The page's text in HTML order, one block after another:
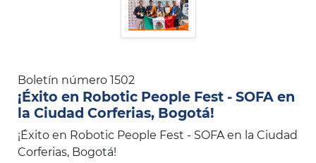
Boletín número 1502
¡Éxito en Robotic People Fest - SOFA en
la Ciudad Corferias, Bogotá!
¡Éxito en Robotic People Fest - SOFA en la Ciudad
Corferias, Bogotá!